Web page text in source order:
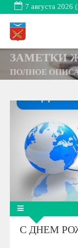
7 августа 2026
ЗАМЕТКИ
ПОЛНОЕ
С ДНЕМ